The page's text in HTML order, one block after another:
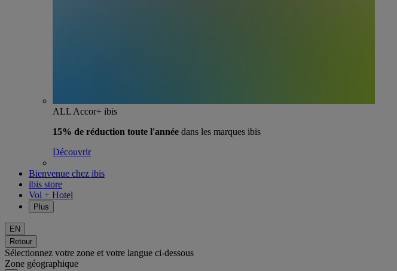
ALL Accor+ ibis
15% de réduction toute l'année dans les marques ibis
Découvrir
Bienvenue chez ibis
ibis store
Vol + Hotel
Plus
EN
Retour
Sélectionnez votre zone et votre langue ci-dessous
Zone géographique